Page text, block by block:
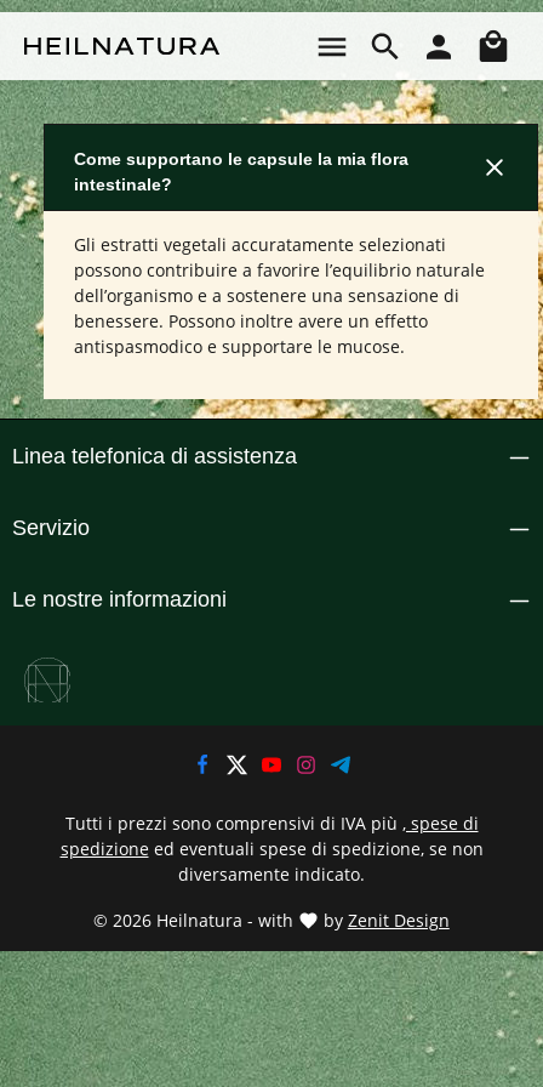
Il
Come supportano le capsule la mia flora
intestinale?
Gli estratti vegetali accuratamente selezionati
possono contribuire a favorire l’equilibrio naturale
dell’organismo e a sostenere una sensazione di
benessere. Possono inoltre avere un effetto
antispasmodico e supportare le mucose.
Linea telefonica di assistenza
Servizio
Le nostre informazioni
© 2026 Heilnatura - with by Zenit Design
Tutti i prezzi sono comprensivi di IVA più , spese di
spedizioneed eventuali spese di spedizione, se non
diversamente indicato.